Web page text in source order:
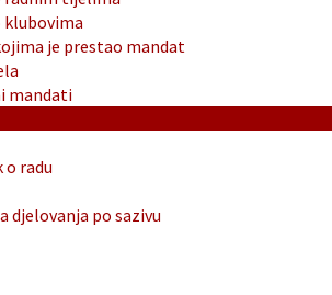
klubovima
je prestao mandat
mandati
o radu
djelovanja po sazivu